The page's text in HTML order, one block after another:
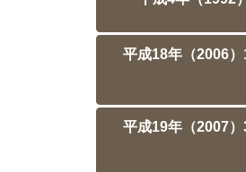
平成18年（2006）
平成19年（2007）